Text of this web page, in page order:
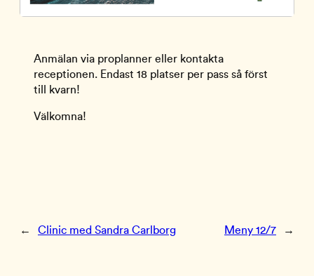
Anmälan via proplanner eller kontakta
receptionen. Endast 18 platser per pass så först
till kvarn!
Välkomna!
← Clinic med Sandra Carlborg Meny 12/7 →